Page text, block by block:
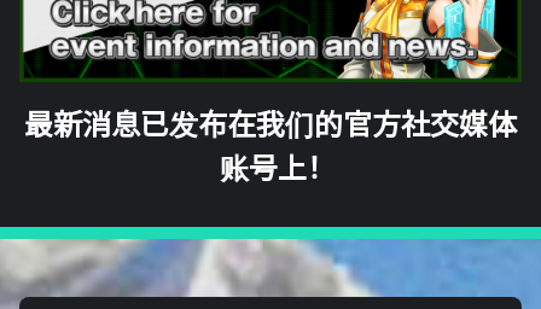
最新消息已发布在我们的官方社交媒体
账号上！